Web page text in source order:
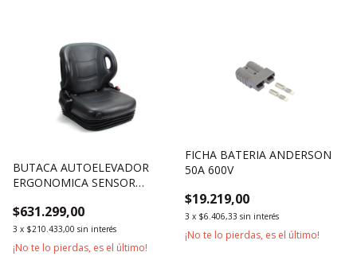
BUTACA AUTOELEVADOR
ERGONOMICA SENSOR
$631.299,00
3 x $210.433,00 sin interés
¡No te lo pierdas, es el último!
FICHA BATERIA ANDERSON
50A 600V
$19.219,00
3 x $6.406,33 sin interés
¡No te lo pierdas, es el último!